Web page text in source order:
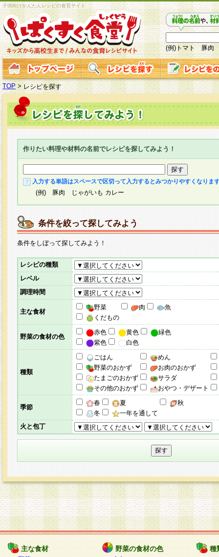
子供向けかんたんレシピの食育サイト
(例)トマト 豚肉
TOP > レシピを探す
作りたい料理や材料の名前でレシピを探してみよう！
入力する単語はスペースで区切って入力するとみつかりやすくなりま
(例) 豚肉 じゃがいも カレー
条件を絞って探してみよう
条件をしぼって探してみよう！
レシピの種類
レベル
調理時間
主な食材
野菜 肉
魚
くだもの
野菜の食材の色
赤色 黄色
緑色
紫色
白色
種類
ごはん
めん
野菜のおかず
お肉のおかず
たまごのおかず
サラダ
その他のおかず
おやつ・デザート
季節
春 夏
秋
冬
一年を通して
火と包丁
主な食材 野菜の食材の色 種